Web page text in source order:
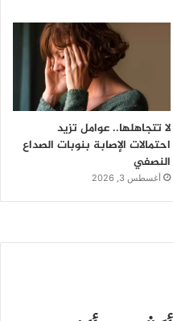
لا تتجاهلها.. عوامل تزيد
احتمالات الإصابة بنوبات الصداع
النصفي
أغسطس 3, 2026